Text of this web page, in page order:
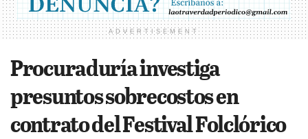
ADVERTISEMENT
Procuraduría investiga
presuntos sobrecostos en
contrato del Festival Folclórico